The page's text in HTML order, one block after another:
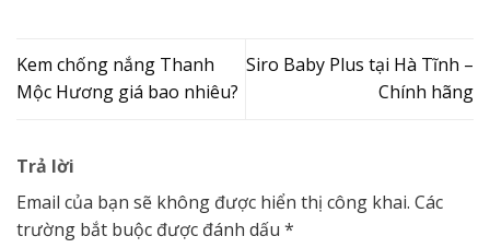
Kem chống nắng Thanh
Mộc Hương giá bao nhiêu?
Siro Baby Plus tại Hà Tĩnh –
Chính hãng
Trả lời
Email của bạn sẽ không được hiển thị công khai. Các
trường bắt buộc được đánh dấu *